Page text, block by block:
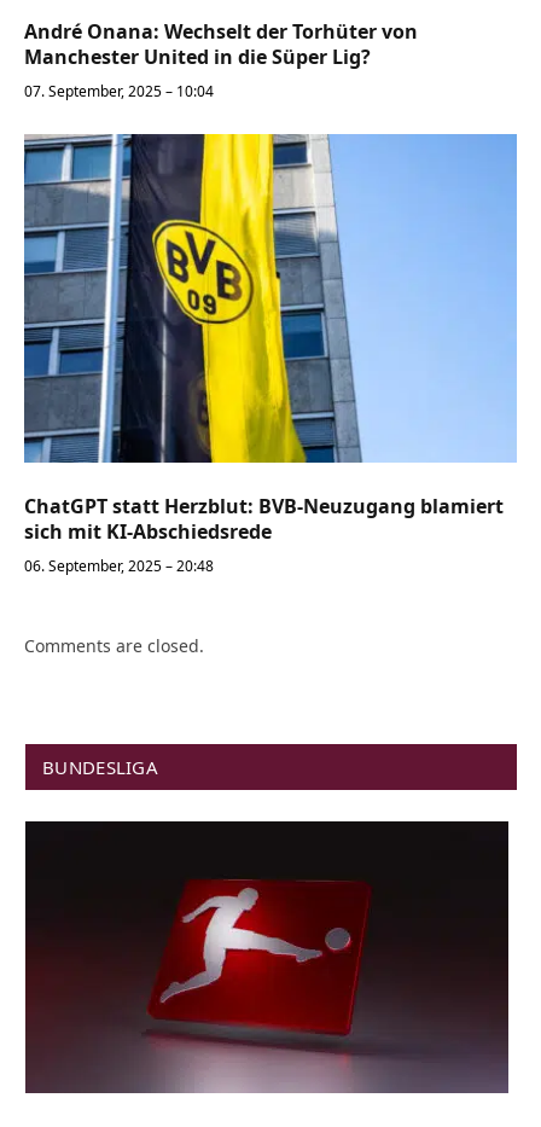
André Onana: Wechselt der Torhüter von
Manchester United in die Süper Lig?
07. September, 2025 – 10:04
ChatGPT statt Herzblut: BVB-Neuzugang blamiert
sich mit KI-Abschiedsrede
06. September, 2025 – 20:48
Comments are closed.
BUNDESLIGA